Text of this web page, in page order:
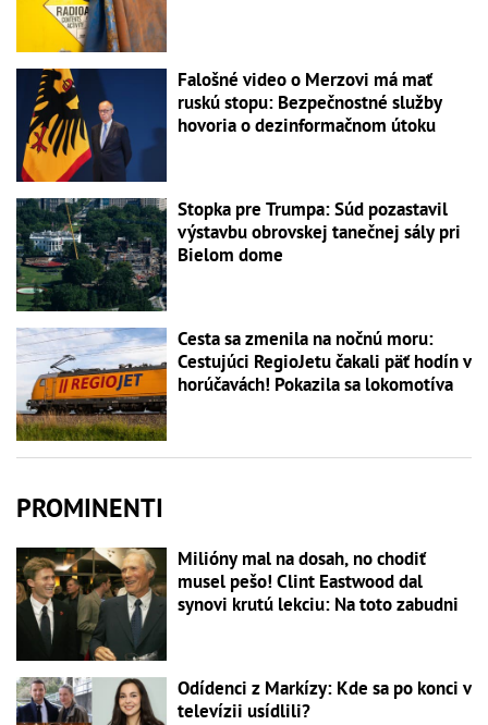
Falošné video o Merzovi má mať
ruskú stopu: Bezpečnostné služby
hovoria o dezinformačnom útoku
Stopka pre Trumpa: Súd pozastavil
výstavbu obrovskej tanečnej sály pri
Bielom dome
Cesta sa zmenila na nočnú moru:
Cestujúci RegioJetu čakali päť hodín v
horúčavách! Pokazila sa lokomotíva
PROMINENTI
Milióny mal na dosah, no chodiť
musel pešo! Clint Eastwood dal
synovi krutú lekciu: Na toto zabudni
Odídenci z Markízy: Kde sa po konci v
televízii usídlili?